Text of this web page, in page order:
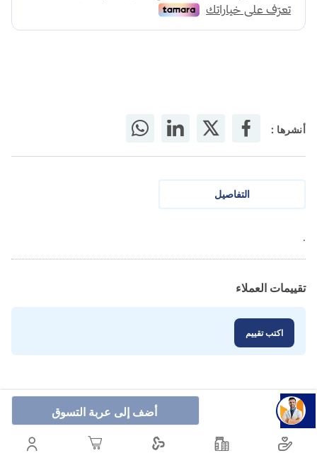
أضف إلى عربة التسوق
أنشرها :
التفاصيل
.
تقييمات العملاء
اكتب تقييم